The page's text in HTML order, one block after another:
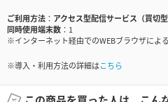
ご利用方法
アクセス型配信サービス（買切型
同時使用端末数
1
※インターネット経由でのWEBブラウザによ
※導入・利用方法の詳細はこちら